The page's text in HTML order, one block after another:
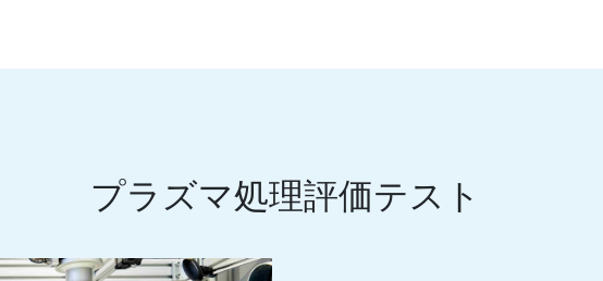
プラズマ処理評価テスト